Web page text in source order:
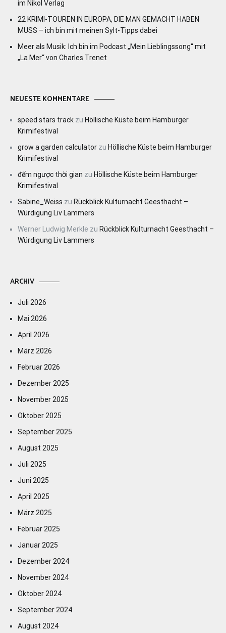
im Nikol Verlag
22 KRIMI-TOUREN IN EUROPA, DIE MAN GEMACHT HABEN
MUSS – ich bin mit meinen Sylt-Tipps dabei
Meer als Musik: Ich bin im Podcast „Mein Lieblingssong“ mit
„La Mer“ von Charles Trenet
NEUESTE KOMMENTARE
speed stars track zu Höllische Küste beim Hamburger
Krimifestival
grow a garden calculator zu Höllische Küste beim Hamburger
Krimifestival
đếm ngược thời gian zu Höllische Küste beim Hamburger
Krimifestival
Sabine_Weiss zu Rückblick Kulturnacht Geesthacht –
Würdigung Liv Lammers
Werner Ludwig Merkle zu Rückblick Kulturnacht Geesthacht –
Würdigung Liv Lammers
ARCHIV
Juli 2026
Mai 2026
April 2026
März 2026
Februar 2026
Dezember 2025
November 2025
Oktober 2025
September 2025
August 2025
Juli 2025
Juni 2025
April 2025
März 2025
Februar 2025
Januar 2025
Dezember 2024
November 2024
Oktober 2024
September 2024
August 2024